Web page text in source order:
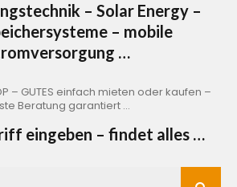
– Solar Energy –
– mobile
…
– GUTES einfach mieten oder kaufen –
Beratung garantiert …
eingeben – findet alles …